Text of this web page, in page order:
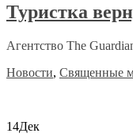
Туристка
Агентство The
Новости, Священные
14Дек